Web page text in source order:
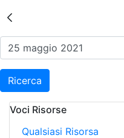
Risultati
Ricerca
Voci Risorse
Qualsiasi Risorsa